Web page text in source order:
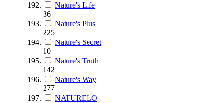
Nature's Life
36
Nature's Plus
225
Nature's Secret
10
Nature's Truth
142
Nature's Way
277
NATURELO